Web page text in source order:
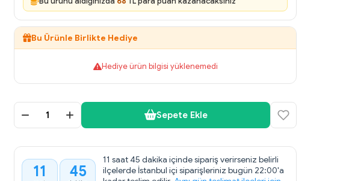
Bu Ürünle Birlikte Hediye
Hediye ürün bilgisi yüklenemedi
Sepete Ekle
11 45
11 saat 45 dakika içinde sipariş verirseniz belirli
ilçelerde İstanbul içi siparişleriniz bugün 22:00'a